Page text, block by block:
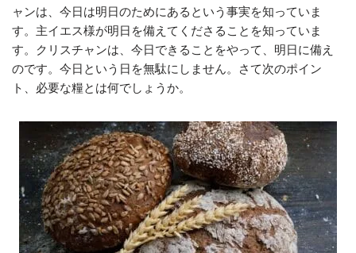
ャンは、今日は明日のためにあるという事実を知っていま
す。主イエス様が明日を備えてくださることを知っていま
す。クリスチャンは、今日できることをやって、明日に備え
のです。今日という日を無駄にしません。さて次のポイン
ト、必要な糧とは何でしょうか。